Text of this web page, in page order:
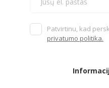
Patvirtinu, kad
privatumo politika.